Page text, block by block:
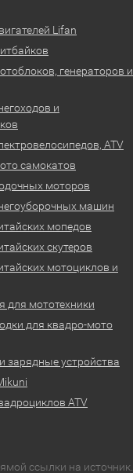
Lifan
генераторов и
и
ATV
самокатов
моторов
машин
мопедов
скутеров
мотоциклов и
для мототехники
для квадро-мото
зарядные устройства
ATV
ссылки на источник.